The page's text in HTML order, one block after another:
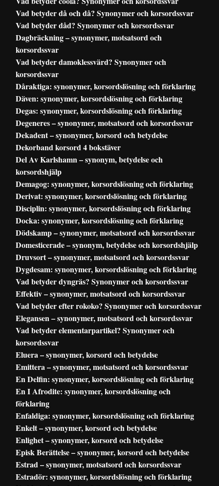
Vad betyder då och då? Synonymer och korsordssvar
Vad betyder dåd? Synonymer och korsordssvar
Dagbräckning – synonymer, motsatsord och
korsordssvar
Vad betyder damoklessvärd? Synonymer och
korsordssvar
Dåraktiga: synonymer, korsordslösning och förklaring
Däven: synonymer, korsordslösning och förklaring
Degas: synonymer, korsordslösning och förklaring
Degeneres – synonymer, motsatsord och korsordssvar
Dekadent – synonymer, korsord och betydelse
Dekorband korsord 4 bokstäver
Del Av Karlshamn – synonym, betydelse och
korsordshjälp
Demagog: synonymer, korsordslösning och förklaring
Derivat: synonymer, korsordslösning och förklaring
Disciplin: synonymer, korsordslösning och förklaring
Docka: synonymer, korsordslösning och förklaring
Dödskamp – synonymer, motsatsord och korsordssvar
Domesticerade – synonym, betydelse och korsordshjälp
Druvsort – synonymer, motsatsord och korsordssvar
Dygdesam: synonymer, korsordslösning och förklaring
Vad betyder dyngräs? Synonymer och korsordssvar
Effektiv – synonymer, motsatsord och korsordssvar
Vad betyder efter rokoko? Synonymer och korsordssvar
Elegansen – synonymer, motsatsord och korsordssvar
Vad betyder elementarpartikel? Synonymer och
korsordssvar
Eluera – synonymer, korsord och betydelse
Emittera – synonymer, motsatsord och korsordssvar
En Delfin: synonymer, korsordslösning och förklaring
En I Afrodite: synonymer, korsordslösning och
förklaring
Enfaldiga: synonymer, korsordslösning och förklaring
Enkelt – synonymer, korsord och betydelse
Enlighet – synonymer, korsord och betydelse
Episk Berättelse – synonymer, korsord och betydelse
Estrad – synonymer, motsatsord och korsordssvar
Estradör: synonymer, korsordslösning och förklaring